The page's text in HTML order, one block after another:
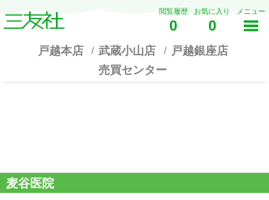
閲覧履歴
0
お気に入り
0
メニュー
戸越本店 武蔵小山店
戸越銀座店
売買センター
麦谷医院